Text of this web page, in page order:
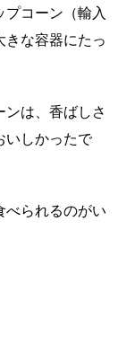
プコーン（輸入
きな容器にたっ
ンは、香ばしさ
いしかったで
べられるのがい